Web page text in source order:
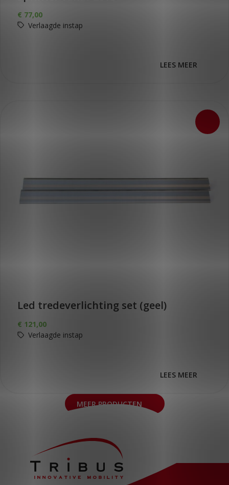
€ 77,00
Verlaagde instap
LEES MEER
Led tredeverlichting set (geel)
€ 121,00
Verlaagde instap
LEES MEER
MEER PRODUCTEN